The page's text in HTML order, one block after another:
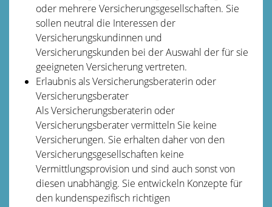
oder mehrere Versicherungsgesellschaften. Sie
sollen neutral die Interessen der
Versicherungskundinnen und
Versicherungskunden bei der Auswahl der für sie
geeigneten Versicherung vertreten.
Erlaubnis als Versicherungsberaterin oder
Versicherungsberater
Als Versicherungsberaterin oder
Versicherungsberater vermitteln Sie keine
Versicherungen. Sie erhalten daher von den
Versicherungsgesellschaften keine
Vermittlungsprovision und sind auch sonst von
diesen unabhängig. Sie entwickeln Konzepte für
den kundenspezifisch richtigen